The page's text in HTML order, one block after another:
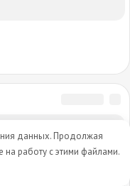
данных. Продолжая
на работу с этими файлами.